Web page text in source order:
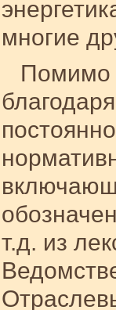
многие
Помимо
т.д. из